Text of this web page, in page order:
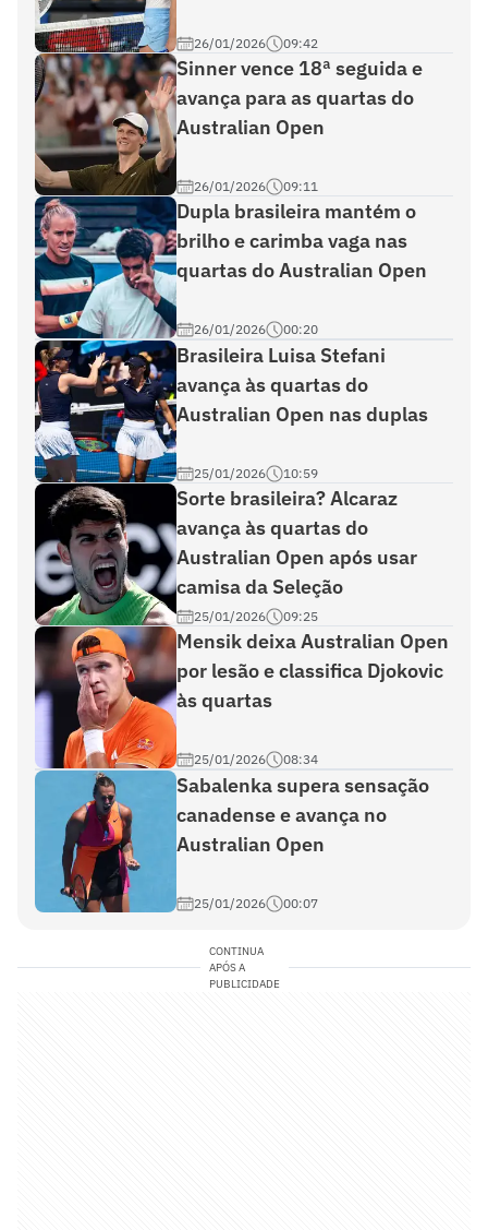
26/01/2026 09:42
Sinner vence 18ª seguida e
avança para as quartas do
Australian Open
26/01/2026 09:11
Dupla brasileira mantém o
brilho e carimba vaga nas
quartas do Australian Open
26/01/2026 00:20
Brasileira Luisa Stefani
avança às quartas do
Australian Open nas duplas
25/01/2026 10:59
Sorte brasileira? Alcaraz
avança às quartas do
Australian Open após usar
camisa da Seleção
25/01/2026 09:25
Mensik deixa Australian Open
por lesão e classifica Djokovic
às quartas
25/01/2026 08:34
Sabalenka supera sensação
canadense e avança no
Australian Open
25/01/2026 00:07
CONTINUA
APÓS A
PUBLICIDADE